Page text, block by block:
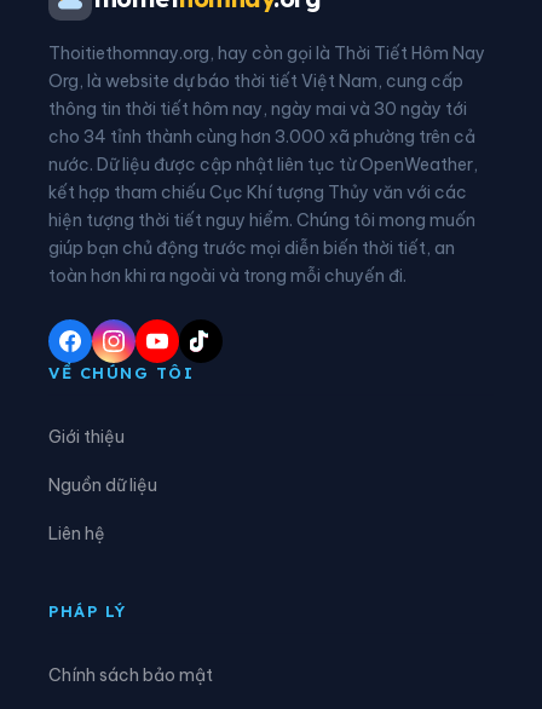
Phường Mạo Khê
Phường Móng Cái 2 Phường Móng Cái 3
Phường Mông Dương Phường Phong Cốc
Phường Quang Hanh Phường Quảng Yên
Phường Tuần Châu Phường Uông Bí
Phường Vàng Danh Phường Việt Hưng
Phường Yên Tử
Xã Bình Liêu
Xã Hoành Mô
Thoitiethomnay.org, hay còn gọi là Thời Tiết Hôm Nay
Org, là website dự báo thời tiết Việt Nam, cung cấp
thông tin thời tiết hôm nay, ngày mai và 30 ngày tới
cho 34 tỉnh thành cùng hơn 3.000 xã phường trên cả
nước. Dữ liệu được cập nhật liên tục từ OpenWeather,
kết hợp tham chiếu Cục Khí tượng Thủy văn với các
hiện tượng thời tiết nguy hiểm. Chúng tôi mong muốn
giúp bạn chủ động trước mọi diễn biến thời tiết, an
toàn hơn khi ra ngoài và trong mỗi chuyến đi.
VỀ CHÚNG TÔI
Giới thiệu
Nguồn dữ liệu
Liên hệ
PHÁP LÝ
Chính sách bảo mật